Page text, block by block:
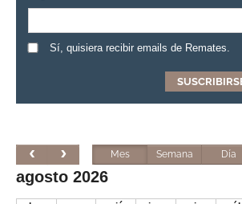
Sí, quisiera recibir emails de Remates.
Mes Semana Día
agosto 2026